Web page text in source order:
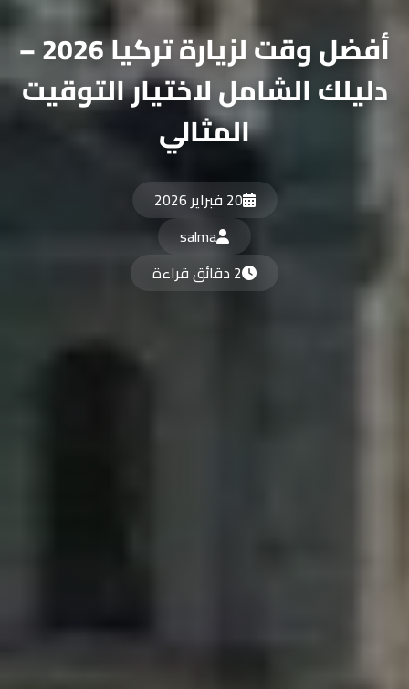
أفضل وقت لزيارة تركيا 2026 –
دليلك الشامل لاختيار التوقيت
المثالي
20 فبراير 2026
salma
2 دقائق قراءة